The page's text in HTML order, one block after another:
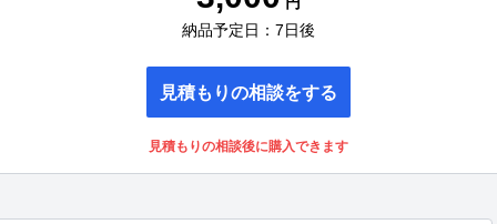
納品予定日：7日後
見積もりの相談をする
見積もりの相談後に購入できます